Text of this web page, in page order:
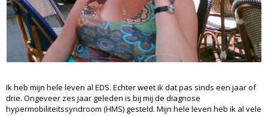
Ik heb mijn hele leven al EDS. Echter weet ik dat pas sinds een jaar of
drie. Ongeveer zes jaar geleden is bij mij de diagnose
hypermobiliteitssyndroom (HMS) gesteld. Mijn hele leven heb ik al vele